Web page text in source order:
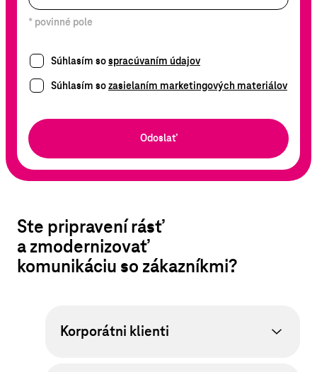
* povinné pole
Súhlasím sospracúvaním údajov
Súhlasím sozasielaním marketingových materiálov
Odoslať
Ste pripravení rásť
a zmodernizovať
komunikáciu so zákazníkmi?
Korporátni klienti